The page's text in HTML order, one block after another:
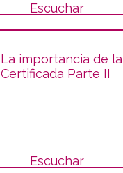
Escuchar
La importancia de
Certificada Parte II
Escuchar